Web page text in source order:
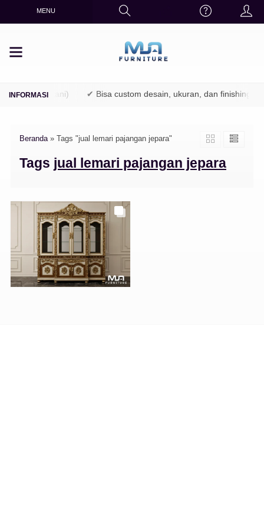
MENU
/ Perhutani) ✔ Bisa custom desain, ukuran, dan finishing
Beranda» Tags "jual lemari pajangan jepara"
Tags jual lemari pajangan jepara